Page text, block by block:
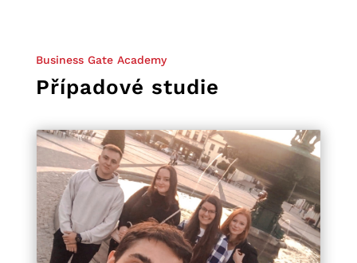
Business Gate Academy
Případové studie